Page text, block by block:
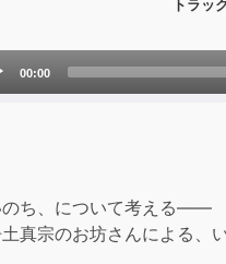
トラッ
00:00
のち、について考える――
真宗のお坊さんによる、